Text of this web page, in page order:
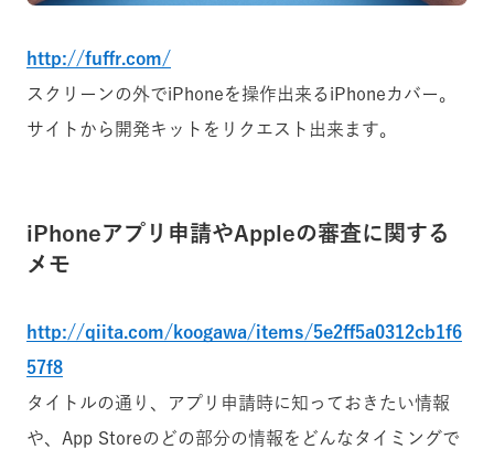
http://fuffr.com/
スクリーンの外でiPhoneを操作出来るiPhoneカバー。
サイトから開発キットをリクエスト出来ます。
iPhoneアプリ申請やAppleの審査に関する
メモ
http://qiita.com/koogawa/items/5e2ff5a0312cb1f6
57f8
タイトルの通り、アプリ申請時に知っておきたい情報
や、App Storeのどの部分の情報をどんなタイミングで